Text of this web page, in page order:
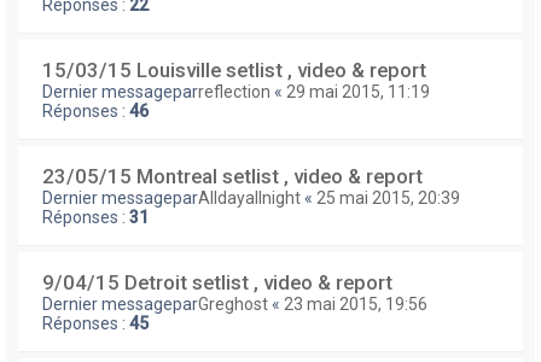
Réponses : 22
15/03/15 Louisville setlist , video & report
Dernier messageparreflection « 29 mai 2015, 11:19
Réponses : 46
23/05/15 Montreal setlist , video & report
Dernier messageparAlldayallnight « 25 mai 2015, 20:39
Réponses : 31
9/04/15 Detroit setlist , video & report
Dernier messageparGreghost « 23 mai 2015, 19:56
Réponses : 45